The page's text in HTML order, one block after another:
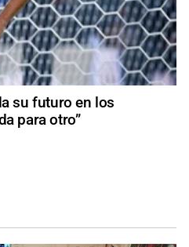
su futuro en los
para otro”